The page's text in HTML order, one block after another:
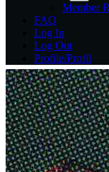
Member
FAQ
Log In
Log Out
Profile/Profil